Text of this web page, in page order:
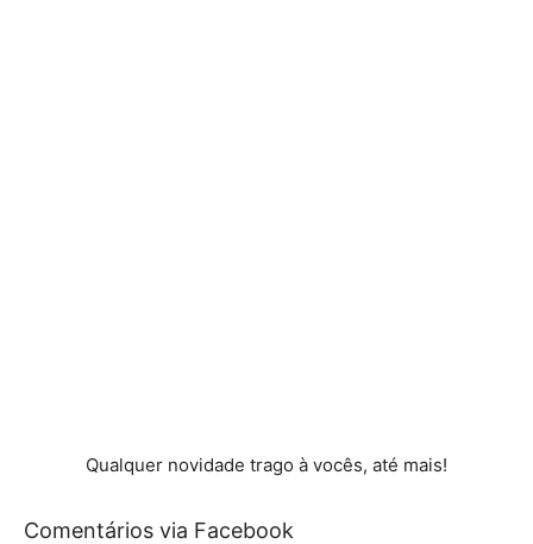
Qualquer novidade trago à vocês, até mais!
Comentários via Facebook